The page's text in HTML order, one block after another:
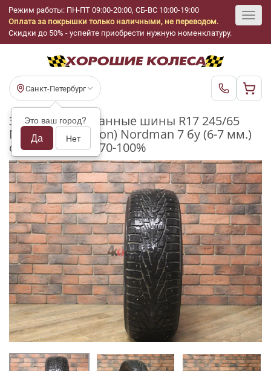
Режим работы: ПН-ПТ 09:00-20:00, СБ-ВС 10:00-19:00
Оплата за покрышки только наличными, не переводом.
Скидки до 50% - успейте приобрести нужную номенклатуру.
Санкт-Петербург
Это ваш город?
Да Нет
Зимние шипованные шины R17 245/65
Nokian Tyres (Ikon) Nordman 7 бу (6-7 мм.)
остаток шипов 70-100%